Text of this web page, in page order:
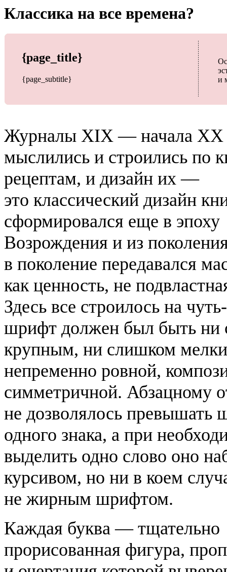
Классика на все времена?
{page_title}
{page_subtitle}
и
Журналы XIX — начала XX
мыслились и строились по
рецептам, и дизайн их —
это классический дизайн
сформировался еще в эпоху
Возрождения и из
в поколение передавался
как ценность, не
Здесь все строилось на
шрифт должен был быть ни
крупным, ни слишком
непременно ровной,
симметричной. Абзацному
не дозволялось превышать
одного знака, а при
выделить одно слово оно
курсивом, но ни в коем
не жирным шрифтом.
Каждая буква — тщательно
прорисованная фигура,